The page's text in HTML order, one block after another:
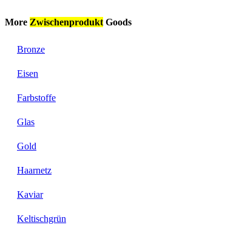
More Zwischenprodukt Goods
Bronze
Eisen
Farbstoffe
Glas
Gold
Haarnetz
Kaviar
Keltischgrün